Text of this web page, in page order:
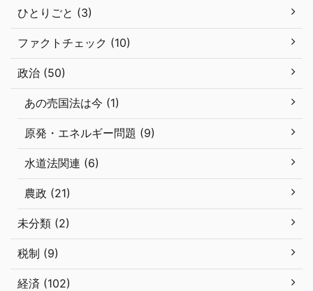
ひとりごと (3)
ファクトチェック (10)
政治 (50)
あの売国法は今 (1)
原発・エネルギー問題 (9)
水道法関連 (6)
農政 (21)
未分類 (2)
税制 (9)
経済 (102)